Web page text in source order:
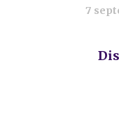
7